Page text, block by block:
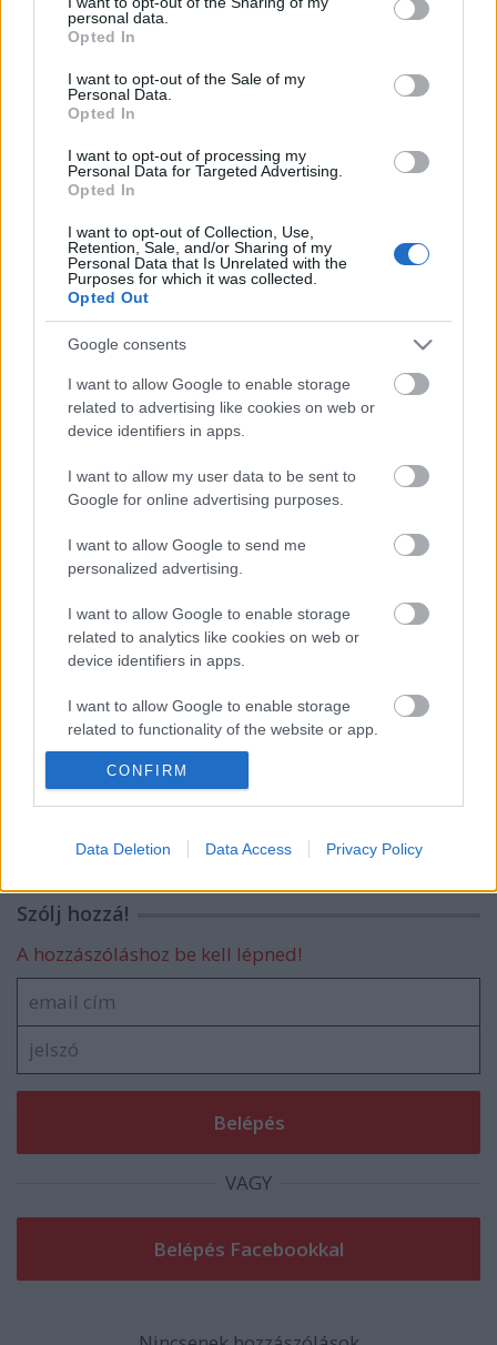
grant or deny consent to Google and its third-party tags to
use your data for below specified purposes in below Google
consent section.
personal data.
Opted In
I want to opt-out of the Sale of my
Personal Data.
Opted In
I want to opt-out of processing my
Personal Data for Targeted Advertising.
Opted In
I want to opt-out of Collection, Use,
Retention, Sale, and/or Sharing of my
Personal Data that Is Unrelated with the
Purposes for which it was collected.
Opted Out
Google consents
I want to allow Google to enable storage
related to advertising like cookies on web or
device identifiers in apps.
I want to allow my user data to be sent to
Google for online advertising purposes.
I want to allow Google to send me
personalized advertising.
I want to allow Google to enable storage
related to analytics like cookies on web or
device identifiers in apps.
I want to allow Google to enable storage
related to functionality of the website or app.
I want to allow Google to enable storage
I want to allow Google to enable storage
functionality and fraud prevention, and other
user protection.
CONFIRM
Data Deletion Data Access Privacy Policy
tv
Ajánlott bejegyzések:
Central egész napja
Mindenki megnyugodhat, még nem
Egy zombi mindent megváltoztat?
Huszti Kata nyerte az első Exatlon
Az illegális letöltők is rácuppantak az új
Trónok harca-évadra
Szólj hozzá!
A hozzászóláshoz be kell lépned!
VAGY